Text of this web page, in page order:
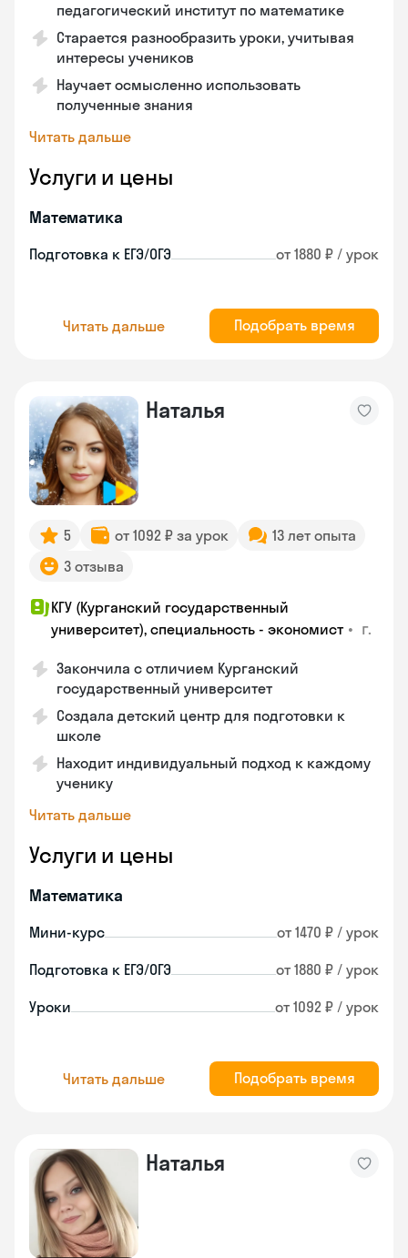
педагогический институт по математике
Старается разнообразить уроки, учитывая
интересы учеников
Научает осмысленно использовать
полученные знания
Читать дальше
Услуги и цены
Математика
Подготовка к ЕГЭ/ОГЭ от 1880 ₽ / урок
Читать дальше Подобрать время
Наталья
5 от 1092 ₽ за урок
13 лет опыта
3 отзыва
КГУ (Курганский государственный
университет), специальность - экономист • г.
Закончила с отличием Курганский
государственный университет
Создала детский центр для подготовки к
школе
Находит индивидуальный подход к каждому
ученику
Читать дальше
Услуги и цены
Математика
Мини-курс от 1470 ₽ / урок
Подготовка к ЕГЭ/ОГЭ от 1880 ₽ / урок
Уроки от 1092 ₽ / урок
Читать дальше Подобрать время
Наталья